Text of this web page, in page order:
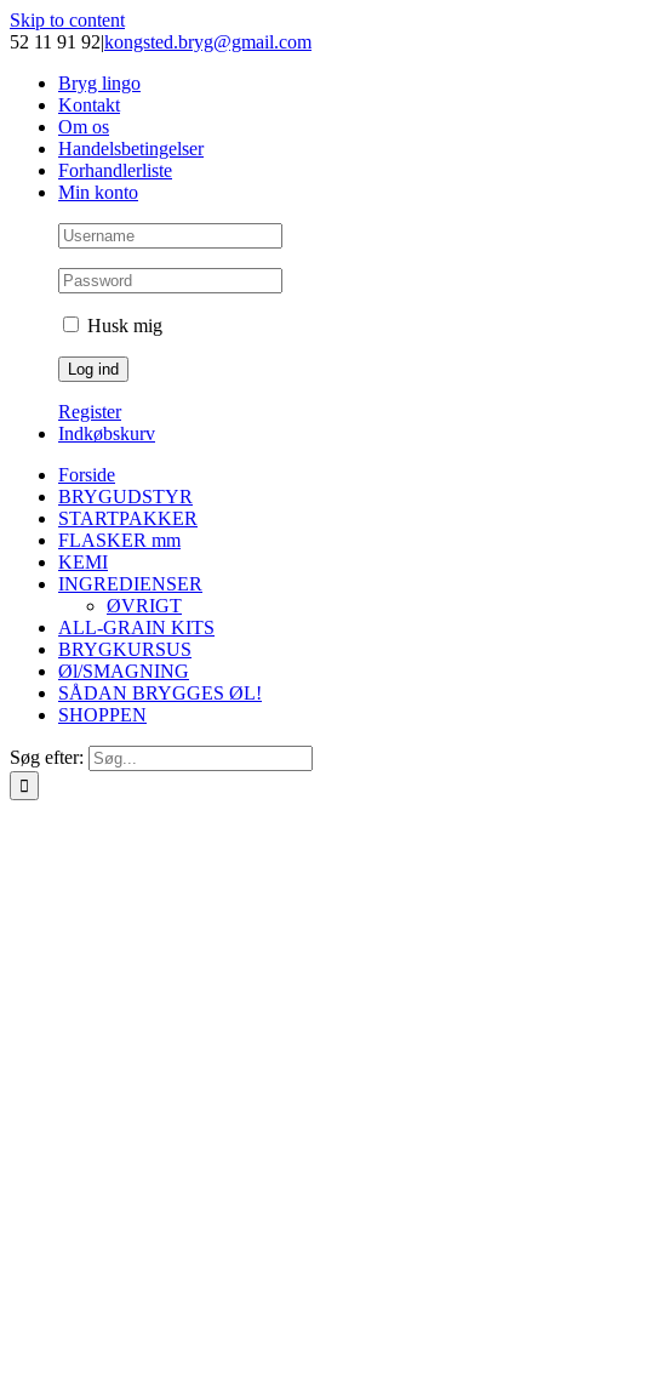
Skip to content
52 11 91 92|kongsted.bryg@gmail.com
Bryg lingo
Kontakt
Om os
Handelsbetingelser
Forhandlerliste
Min konto
Husk mig
Register
Indkøbskurv
Forside
BRYGUDSTYR
STARTPAKKER
FLASKER mm
KEMI
INGREDIENSER
ØVRIGT
ALL-GRAIN KITS
BRYGKURSUS
Øl/SMAGNING
SÅDAN BRYGGES ØL!
SHOPPEN
Søg efter: